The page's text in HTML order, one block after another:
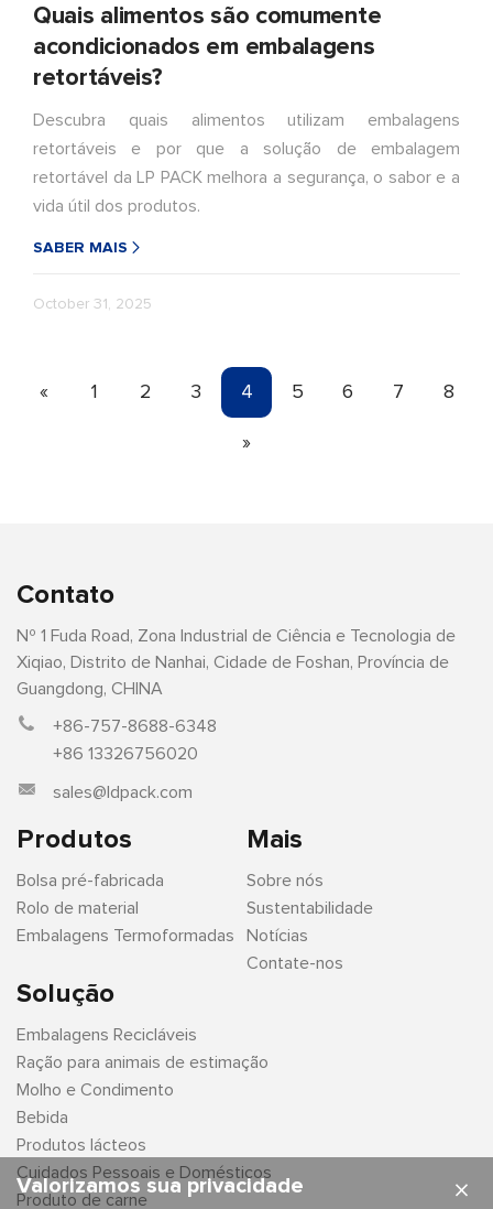
Quais alimentos são comumente
acondicionados em embalagens
retortáveis?
Descubra quais alimentos utilizam embalagens
retortáveis e por que a solução de embalagem
retortável da LP PACK melhora a segurança, o sabor e a
vida útil dos produtos.
SABER MAIS
October 31, 2025
« 1 2 3 4 5 6 7 8
»
Contato
Nº 1 Fuda Road, Zona Industrial de Ciência e Tecnologia de
Xiqiao, Distrito de Nanhai, Cidade de Foshan, Província de
Guangdong, CHINA
+86-757-8688-6348
+86 13326756020
sales@ldpack.com
Produtos
Bolsa pré-fabricada
Rolo de material
Embalagens Termoformadas
Solução
Embalagens Recicláveis
Ração para animais de estimação
Molho e Condimento
Bebida
Produtos lácteos
Cuidados Pessoais e Domésticos
Produto de carne
Mais
Sobre nós
Sustentabilidade
Notícias
Contate-nos
×
Valorizamos sua privacidade